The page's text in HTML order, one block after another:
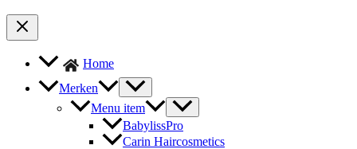
Home
Merken
Menu item
BabylissPro
Carin Haircosmetics